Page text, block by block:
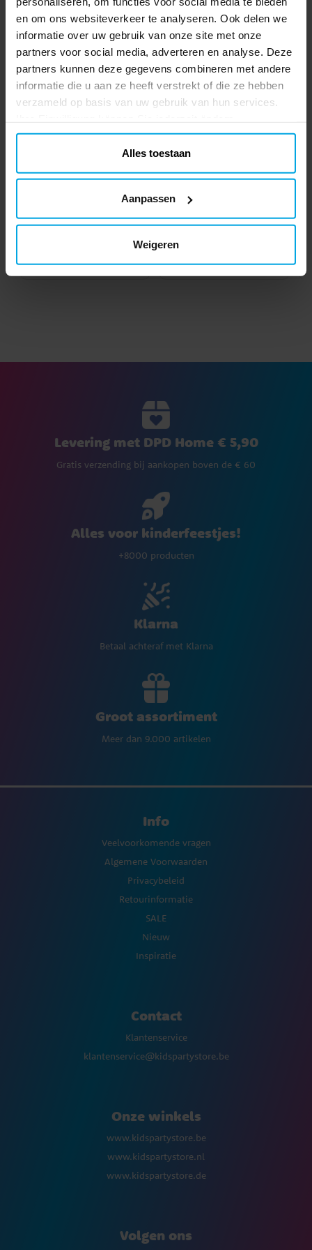
en om ons websiteverkeer te analyseren. Ook delen we
informatie over uw gebruik van onze site met onze
partners voor social media, adverteren en analyse. Deze
partners kunnen deze gegevens combineren met andere
informatie die u aan ze heeft verstrekt of die ze hebben
verzameld op basis van uw gebruik van hun services.
Alles toestaan
Aanpassen
Weigeren
Anderen kochten ook
Wilton Uitsteker - Auto
TOEVOEGEN
Wilton Uitsteker -
TOEVOEGEN
Levering met DPD Home € 5,90
Gratis verzending bij aankopen boven de € 60
Alles voor kinderfeestjes!
+8000 producten
Klarna
Betaal achteraf met Klarna
Groot assortiment
Meer dan 9.000 artikelen
Info
Veelvoorkomende vragen
Algemene Voorwaarden
Privacybeleid
Retourinformatie
SALE
Nieuw
Inspiratie
Contact
Klantenservice
klantenservice@kidspartystore.be
Onze winkels
www.kidspartystore.be
www.kidspartystore.nl
www.kidspartystore.de
Volgen ons